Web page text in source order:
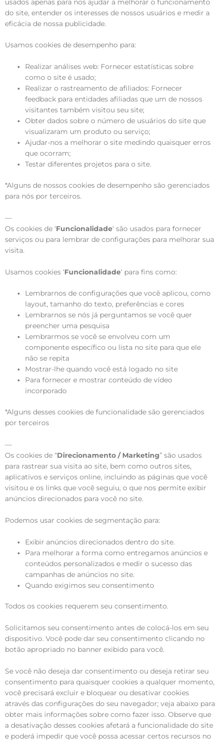
usados apenas para nos ajudar a melhorar o funcionamento
do site, entender os interesses de nossos usuários e medir a
eficácia de nossa publicidade.
Usamos cookies de desempenho para:
Realizar análises web: Fornecer estatísticas sobre
como o site é usado;
Realizar o rastreamento de afiliados: Fornecer
feedback para entidades afiliadas que um de nossos
visitantes também visitou seu site;
Obter dados sobre o número de usuários do site que
visualizaram um produto ou serviço;
Ajudar-nos a melhorar o site medindo quaisquer erros
que ocorram;
Testar diferentes projetos para o site.
*Alguns de nossos cookies de desempenho são gerenciados
para nós por terceiros.
—
Os cookies de ‘Funcionalidade‘ são usados para fornecer
serviços ou para lembrar de configurações para melhorar sua
visita.
Usamos cookies ‘Funcionalidade‘ para fins como:
Lembrarnos de configurações que você aplicou, como
layout, tamanho do texto, preferências e cores
Lembrarnos se nós já perguntamos se você quer
preencher uma pesquisa
Lembrarmos se você se envolveu com um
componente específico ou lista no site para que ele
não se repita
Mostrar-lhe quando você está logado no site
Para fornecer e mostrar conteúdo de vídeo
incorporado
*Alguns desses cookies de funcionalidade são gerenciados
por terceiros
—
Os cookies de “Direcionamento / Marketing” são usados
para rastrear sua visita ao site, bem como outros sites,
aplicativos e serviços online, incluindo as páginas que você
visitou e os links que você seguiu, o que nos permite exibir
anúncios direcionados para você no site.
Podemos usar cookies de segmentação para:
Exibir anúncios direcionados dentro do site.
Para melhorar a forma como entregamos anúncios e
conteúdos personalizados e medir o sucesso das
campanhas de anúncios no site.
Quando exigimos seu consentimento
Todos os cookies requerem seu consentimento.
Solicitamos seu consentimento antes de colocá-los em seu
dispositivo. Você pode dar seu consentimento clicando no
botão apropriado no banner exibido para você.
Se você não deseja dar consentimento ou deseja retirar seu
consentimento para quaisquer cookies a qualquer momento,
você precisará excluir e bloquear ou desativar cookies
através das configurações do seu navegador; veja abaixo para
obter mais informações sobre como fazer isso. Observe que
a desativação desses cookies afetará a funcionalidade do site
e poderá impedir que você possa acessar certos recursos no